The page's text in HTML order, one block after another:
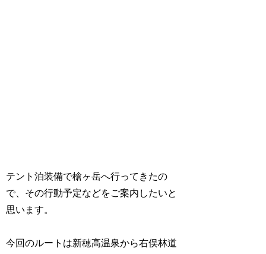
テント泊装備で槍ヶ岳へ行ってきたの
で、その行動予定などをご案内したいと
思います。
今回のルートは新穂高温泉から右俣林道